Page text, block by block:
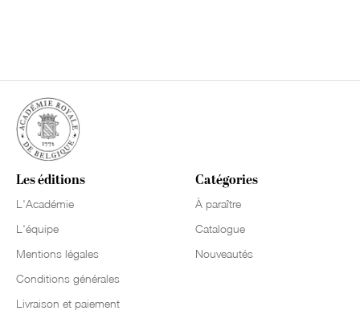
Les éditions
L'Académie
L'équipe
Mentions légales
Conditions générales
Livraison et paiement
Catégories
À paraître
Catalogue
Nouveautés